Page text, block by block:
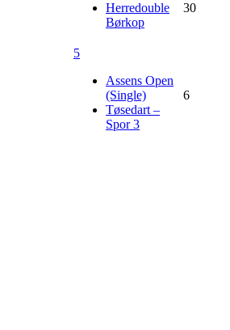
Herredouble
Børkop
30
5
Assens Open
(Single)
Tøsedart –
Spor 3
6